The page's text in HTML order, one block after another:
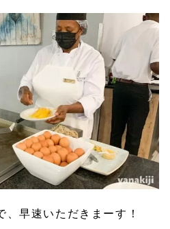
早速いただきまーす！